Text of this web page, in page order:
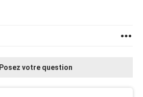
Posez votre question